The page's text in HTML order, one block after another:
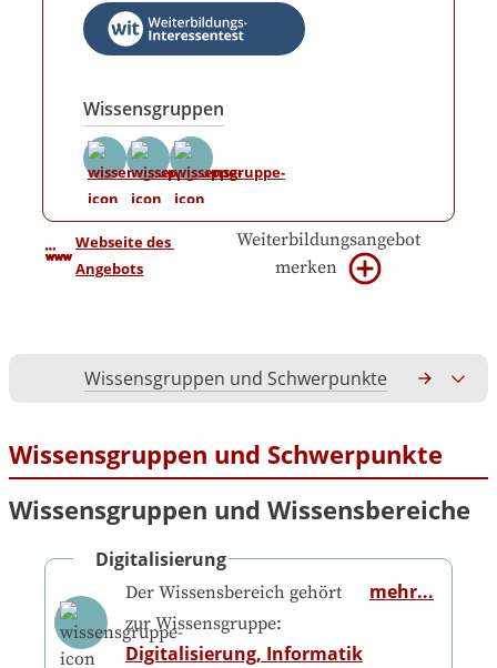
Wissensgruppen
Webseite des
Angebots
Weiterbildungsangebot
merken
Wissensgruppen und Schwerpunkte
Wissensgruppen und Schwerpunkte
Wissensgruppen und Wissensbereiche
Digitalisierung
Der Wissensbereich gehört
zur Wissensgruppe:
Digitalisierung, Informatik
mehr...